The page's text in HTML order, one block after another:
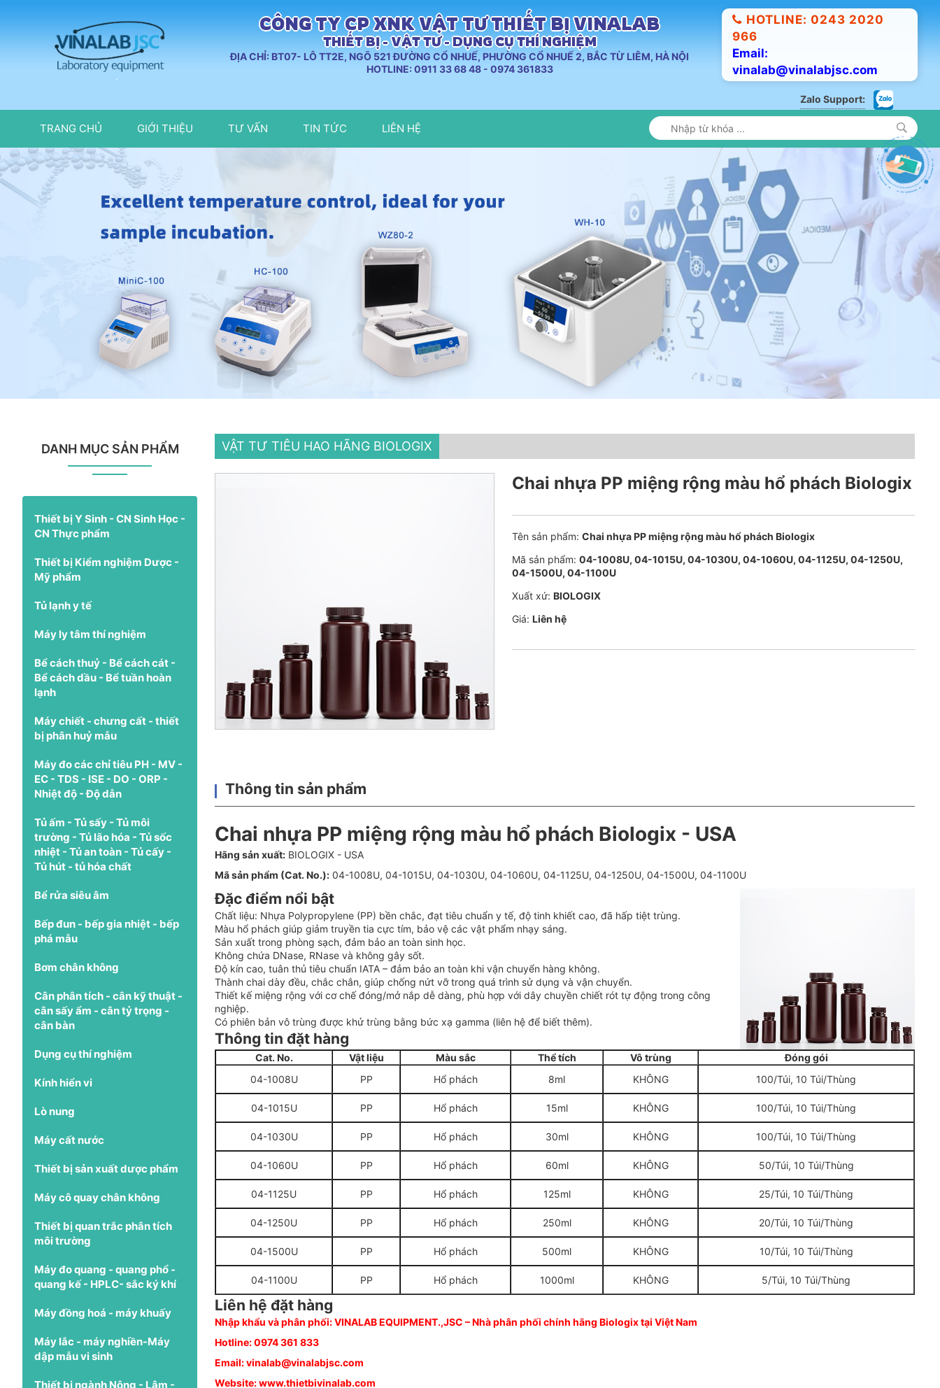
CÔNG TY CP XNK VẬT TƯ THIẾT BỊ VINALAB
THIẾT BỊ - VẬT TƯ - DỤNG CỤ THÍ NGHIỆM
ĐỊA CHỈ: BT07- LÔ TT2E, NGÕ 521 ĐƯỜNG CỔ NHUẾ, PHƯỜNG CỔ NHUẾ 2, BẮC TỪ LIÊM, HÀ NỘI
HOTLINE: 0911 33 68 48 - 0974 361833
HOTLINE: 0243 2020
966
Email:
vinalab@vinalabjsc.com
Zalo Support:
TRANG CHỦ GIỚI THIỆU TƯ VẤN TIN TỨC LIÊN HỆ
DANH MỤC SẢN PHẨM
Thiết bị Y Sinh - CN Sinh Học -
CN Thực phẩm
Thiết bị Kiểm nghiệm Dược -
Mỹ phẩm
Tủ lạnh y tế
Máy ly tâm thí nghiệm
Bể cách thuỷ - Bể cách cát -
Bể cách dầu - Bể tuần hoàn
lạnh
Máy chiết - chưng cất - thiết
bị phân huỷ mẫu
Máy đo các chỉ tiêu PH - MV -
EC - TDS - ISE - DO - ORP -
Nhiệt độ - Độ dẫn
Tủ ấm - Tủ sấy - Tủ môi
trường - Tủ lão hóa - Tủ sốc
nhiệt - Tủ an toàn - Tủ cấy -
Tủ hút - tủ hóa chất
Bể rửa siêu âm
Bếp đun - bếp gia nhiệt - bếp
phá mẫu
Bơm chân không
Cân phân tích - cân kỹ thuật -
cân sấy ẩm - cân tỷ trọng -
cân bàn
Dụng cụ thí nghiệm
Kính hiển vi
Lò nung
Máy cất nước
Thiết bị sản xuất dược phẩm
Máy cô quay chân không
Thiết bị quan trắc phân tích
môi trường
Máy đo quang - quang phổ -
quang kế - HPLC- sắc ký khí
Máy đồng hoá - máy khuấy
Máy lắc - máy nghiền-Máy
dập mẫu vi sinh
Thiết bị ngành Nông - Lâm -
VẬT TƯ TIÊU HAO HÃNG BIOLOGIX
Chai nhựa PP miệng rộng màu hổ phách Biologix
Tên sản phẩm: Chai nhựa PP miệng rộng màu hổ phách Biologix
Mã sản phẩm: 04-1008U, 04-1015U, 04-1030U, 04-1060U, 04-1125U, 04-1250U,
04-1500U, 04-1100U
Xuất xứ: BIOLOGIX
Giá: Liên hệ
Thông tin sản phẩm
Chai nhựa PP miệng rộng màu hổ phách Biologix - USA
Hãng sản xuất: BIOLOGIX - USA
Mã sản phẩm (Cat. No.): 04-1008U, 04-1015U, 04-1030U, 04-1060U, 04-1125U, 04-1250U, 04-1500U, 04-1100U
Đặc điểm nổi bật
Chất liệu: Nhựa Polypropylene (PP) bền chắc, đạt tiêu chuẩn y tế, độ tinh khiết cao, đã hấp tiệt trùng.
Màu hổ phách giúp giảm truyền tia cực tím, bảo vệ các vật phẩm nhạy sáng.
Sản xuất trong phòng sạch, đảm bảo an toàn sinh học.
Không chứa DNase, RNase và không gây sốt.
Độ kín cao, tuân thủ tiêu chuẩn IATA – đảm bảo an toàn khi vận chuyển hàng không.
Thành chai dày đều, chắc chắn, giúp chống nứt vỡ trong quá trình sử dụng và vận chuyển.
Thiết kế miệng rộng với cơ chế đóng/mở nắp dễ dàng, phù hợp với dây chuyền chiết rót tự động trong công
nghiệp.
Có phiên bản vô trùng được khử trùng bằng bức xạ gamma (liên hệ để biết thêm).
Thông tin đặt hàng
Cat. No. Vật liệu Màu sắc Thể tích Vô trùng
Đóng gói
04-1008U
PP Hổ phách 8ml KHÔNG 100/Túi, 10 Túi/Thùng
04-1015U PP Hổ phách 15ml KHÔNG 100/Túi, 10 Túi/Thùng
04-1030U PP Hổ phách 30ml KHÔNG 100/Túi, 10 Túi/Thùng
04-1060U PP Hổ phách 60ml KHÔNG 50/Túi, 10 Túi/Thùng
04-1125U PP Hổ phách 125ml KHÔNG 25/Túi, 10 Túi/Thùng
04-1250U PP Hổ phách 250ml KHÔNG 20/Túi, 10 Túi/Thùng
04-1500U PP Hổ phách 500ml KHÔNG 10/Túi, 10 Túi/Thùng
04-1100U PP Hổ phách 1000ml KHÔNG 5/Túi, 10 Túi/Thùng
Liên hệ đặt hàng
Nhập khẩu và phân phối: VINALAB EQUIPMENT.,JSC – Nhà phân phối chính hãng Biologix tại Việt Nam
Hotline:0974 361 833
Email:vinalab@vinalabjsc.com
Website:www.thietbivinalab.com